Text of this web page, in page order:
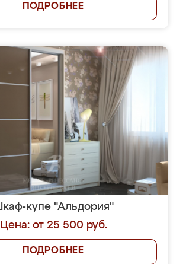
ПОДРОБНЕЕ
купе "Альдория"
Цена: от 25 500 руб.
ПОДРОБНЕЕ